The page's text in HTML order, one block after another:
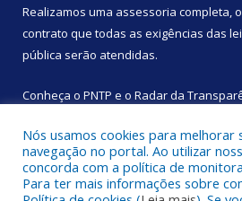
Realizamos uma assessoria completa,
contrato que todas as exigências das
pública serão atendidas.
Conheça o PNTP e o Radar da
Todos os direitos reservados a
Nós usamos cookies para melhorar
navegação no portal. Ao utilizar
concorda com a política de
Para ter mais informações sobre